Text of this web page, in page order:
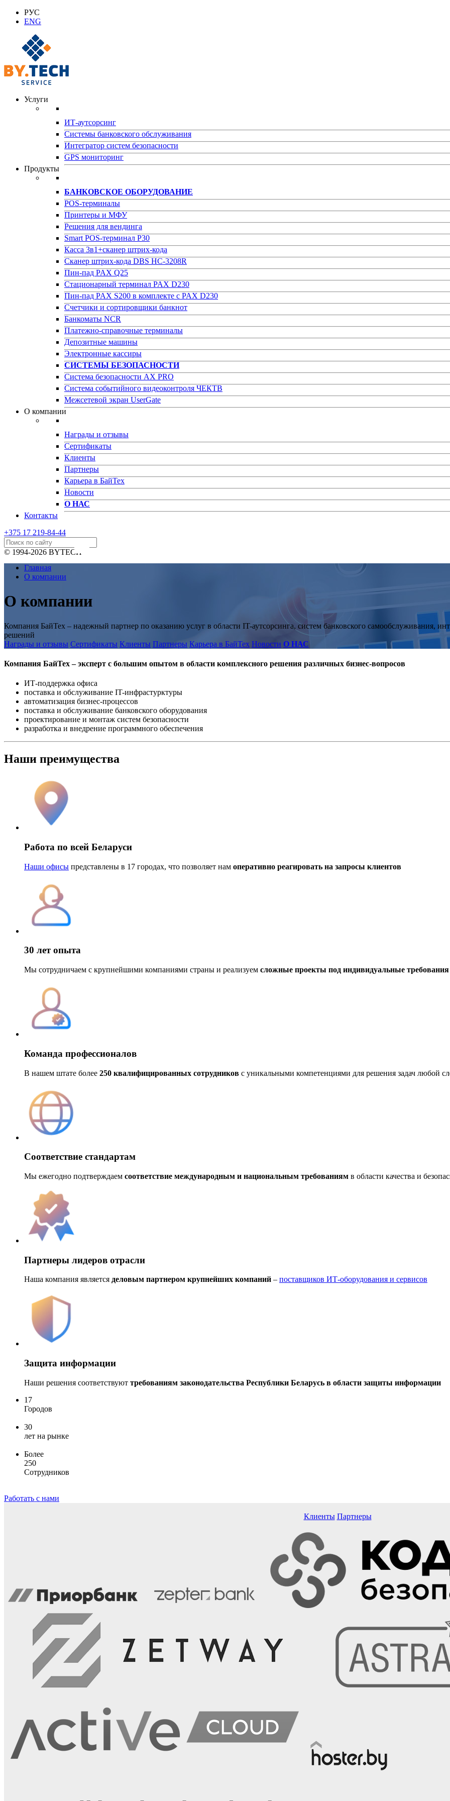
РУС
ENG
Услуги
ИТ-аутсорсинг
Системы банковского обслуживания
Интегратор систем безопасности
GPS мониторинг
Продукты
БАНКОВСКОЕ ОБОРУДОВАНИЕ
POS-терминалы
Принтеры и МФУ
Решения для вендинга
Smart POS-терминал P30
Касса 3в1+сканер штрих-кода
Сканер штрих-кода DBS HC-3208R
Пин-пад PAX Q25
Стационарный терминал PAX D230
Пин-пад PAX S200 в комплекте с PAX D230
Счетчики и сортировщики банкнот
Банкоматы NCR
Платежно-справочные терминалы
Депозитные машины
Электронные кассиры
СИСТЕМЫ БЕЗОПАСНОСТИ
Система безопасности AX PRO
Система событийного видеоконтроля ЧЕКТВ
Межсетевой экран UserGate
О компании
Награды и отзывы
Сертификаты
Клиенты
Партнеры
Карьера в БайТех
Новости
О НАС
Контакты
+375 17 219-84-44
© 1994-2026 BYTECH
Главная
О компании
О компании
Компания БайТех – надежный партнер по оказанию услуг в области IT-аутсорсинга, систем банковского самообслуживания,
решений
Награды и отзывы Сертификаты Клиенты Партнеры Карьера в БайТех Новости О НАС
Компания БайТех – эксперт с большим опытом в области комплексного решения различных бизнес-вопросов
ИТ-поддержка офиса
поставка и обслуживание IT-инфрастурктуры
автоматизация бизнес-процессов
поставка и обслуживание банковского оборудования
проектирование и монтаж систем безопасности
разработка и внедрение программного обеспечения
Наши преимущества
Работа по всей Беларуси
Наши офисы представлены в 17 городах, что позволяет нам оперативно реагировать на запросы клиентов
30 лет опыта
Мы сотрудничаем с крупнейшими компаниями страны и реализуем сложные проекты под индивидуальные требования
Команда профессионалов
В нашем штате более 250 квалифицированных сотрудников с уникальными компетенциями для решения задач любой
Соответствие стандартам
Мы ежегодно подтверждаем соответствие международным и национальным требованиям в области качества и
Партнеры лидеров отрасли
Наша компания является деловым партнером крупнейших компаний – поставщиков ИТ-оборудования и сервисов
Защита информации
Наши решения соответствуют требованиям законодательства Республики Беларусь в области защиты
17
Городов
30
лет на рынке
Более
250
Сотрудников
Работать с нами
Клиенты Партнеры